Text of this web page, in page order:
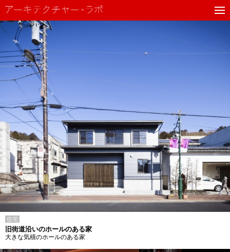
住宅
旧街道沿いのホールのある家
大きな気積のホールのある家